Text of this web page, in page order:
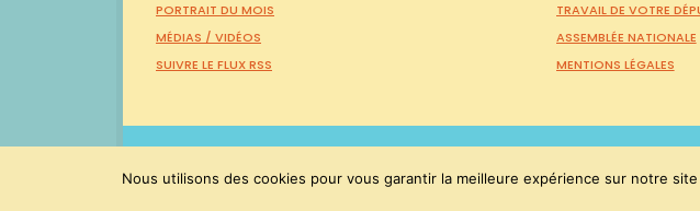
PORTRAIT DU MOIS
MÉDIAS / VIDÉOS
SUIVRE LE FLUX RSS
TRAVAIL DE VOTRE
ASSEMBLÉE NATIONALE
MENTIONS LÉGALES
PaulMolac © Tous droits réservés 2015-2026
Nous utilisons des cookies pour vous garantir la meilleure expérience sur notre